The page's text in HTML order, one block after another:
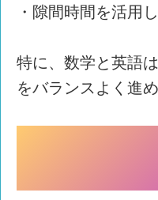
・隙間時間を活用
特に、数学と英語
をバランスよく進